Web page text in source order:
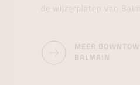
de wijzerplaten van
MEER
BALMAIN